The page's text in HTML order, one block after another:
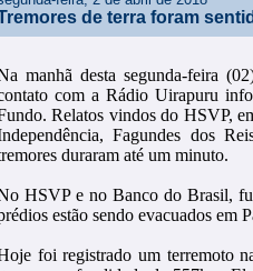
de terra foram
manhã desta segunda-feira
com a Rádio Uirapuru
Relatos vindos do HSVP,
Fagundes dos
duraram até um minuto.
HSVP e no Banco do Brasil,
estão sendo evacuados em
foi registrado um terremoto